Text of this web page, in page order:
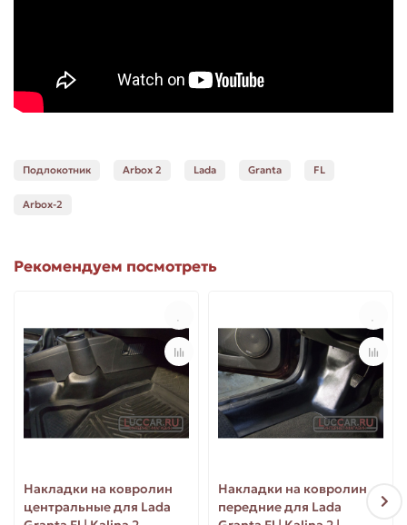
Подлокотник Arbox 2 Lada Granta FL
Arbox-2
Рекомендуем посмотреть
Накладки на ковролин
центральные для Lada
Накладки на ковролин
передние для Lada